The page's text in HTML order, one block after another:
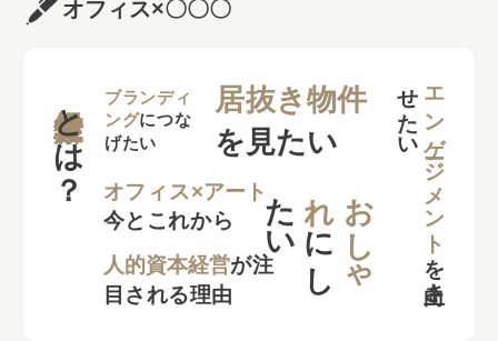
オフィス×〇〇〇
とは？
ブランディ
ングにつな
げたい
居抜き物件
を見たい
オフィス×アート
今とこれから
人的資本経営が注
目される理由
お
し
ゃ
れ
に
し
た
い エンゲージメント
を
向上さ
せ
た
い